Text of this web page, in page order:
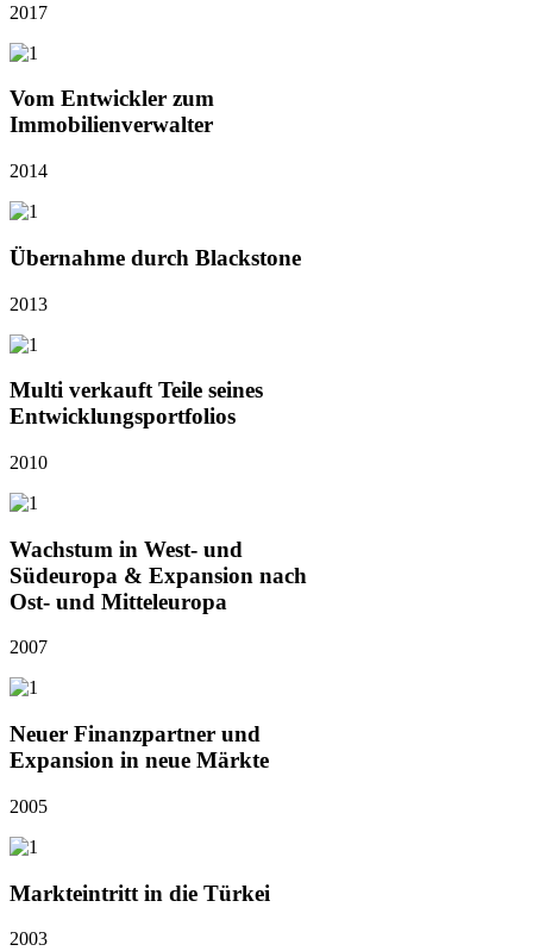
2017
Vom Entwickler zum
Immobilienverwalter
2014
Übernahme durch Blackstone
2013
Multi verkauft Teile seines
Entwicklungsportfolios
2010
Wachstum in West- und
Südeuropa & Expansion nach
Ost- und Mitteleuropa
2007
Neuer Finanzpartner und
Expansion in neue Märkte
2005
Markteintritt in die Türkei
2003